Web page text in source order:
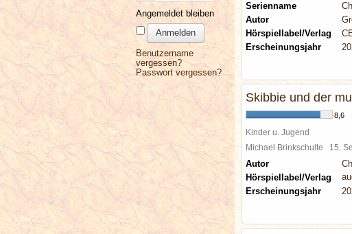
Angemeldet bleiben
Anmelden
Benutzername
vergessen?
Passwort vergessen?
Serienname
Autor
Hörspiellabel/Verlag
Erscheinungsjahr
Skibbie und der
8,6
Kinder u. Jugend
Michael Brinkschulte 15.
Autor
Hörspiellabel/Verlag
Erscheinungsjahr